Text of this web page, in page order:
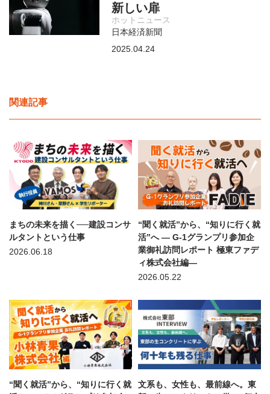
新しい扉
ホットニュース
日本経済新聞
2025.04.24
関連記事
まちの未来を描く──建設コンサ
ルタントという仕事
2026.06.18
“聞く就活”から、“知りに行く就
活”へ — G-1グランプリ参加企
業御礼訪問レポート 極東ファデ
ィ株式会社編—
2026.05.22
“聞く就活”から、“知りに行く就
文系も、女性も、最前線へ。東